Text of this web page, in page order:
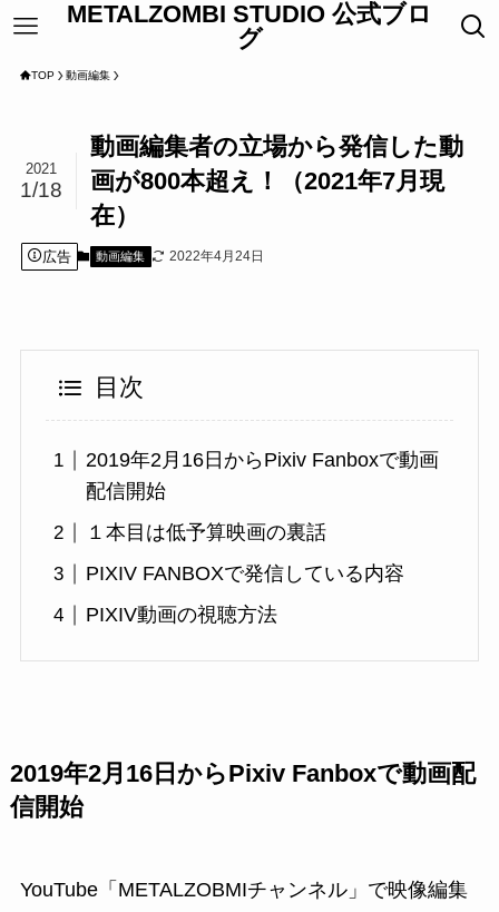
METALZOMBI STUDIO 公式ブロ
グ
TOP 動画編集
動画編集者の立場から発信した動
画が800本超え！（2021年7月現
在）
2021
1/18
広告 動画編集 2022年4月24日
目次
2019年2月16日からPixiv Fanboxで動画
配信開始
１本目は低予算映画の裏話
PIXIV FANBOXで発信している内容
PIXIV動画の視聴方法
2019年2月16日からPixiv Fanboxで動画配
信開始
YouTube「METALZOBMIチャンネル」で映像編集